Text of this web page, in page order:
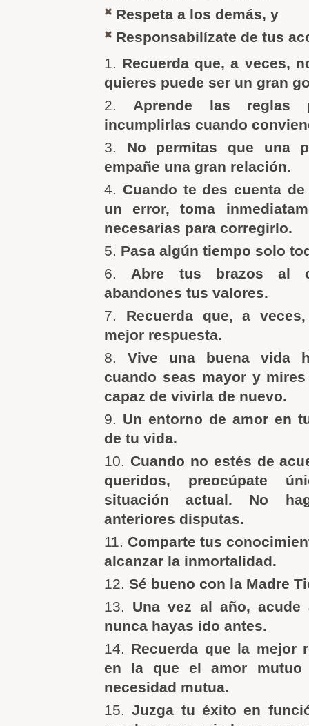
Respeta a los demás, y
Responsabilízate de tus
Recuerda que, a veces,
quieres puede ser un gran
Aprende las reglas
incumplirlas cuando
No permitas que una
empañe una gran relación.
Cuando te des cuenta
un error, toma
necesarias para corregirlo.
Pasa algún tiempo solo
Abre tus brazos al
abandones tus valores.
Recuerda que, a
mejor respuesta.
Vive una buena vida
cuando seas mayor y
capaz de vivirla de nuevo.
Un entorno de amor en
de tu vida.
Cuando no estés de
queridos, preocúpate
situación actual. No
anteriores disputas.
Comparte tus
alcanzar la inmortalidad.
Sé bueno con la Madre
Una vez al año,
nunca hayas ido antes.
Recuerda que la mejor
en la que el amor
necesidad mutua.
Juzga tu éxito en